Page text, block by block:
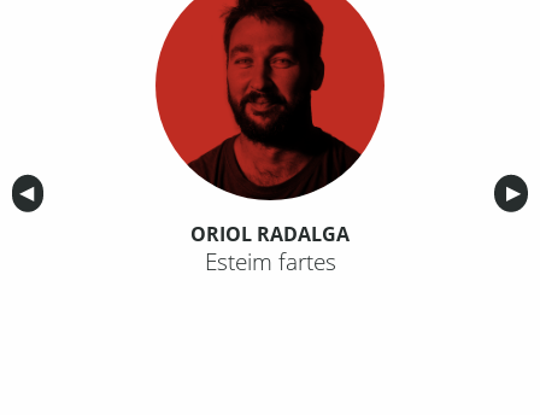
Anterior
◀︎ ▶︎
ORIOL RADALGA
Esteim fartes